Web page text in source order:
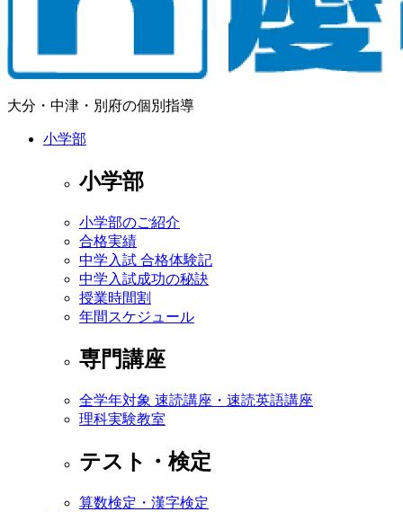
大分・中津・別府の個別指導
小学部
小学部
小学部のご紹介
合格実績
中学入試 合格体験記
中学入試成功の秘訣
授業時間割
年間スケジュール
専門講座
全学年対象 速読講座・速読英語講座
理科実験教室
テスト・検定
算数検定・漢字検定